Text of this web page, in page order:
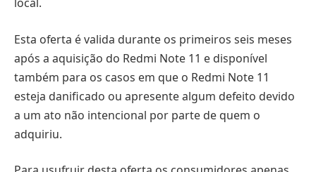
Esta oferta é valida durante os primeiros seis meses
após a aquisição do Redmi Note 11 e disponível
também para os casos em que o Redmi Note 11
esteja danificado ou apresente algum defeito devido
a um ato não intencional por parte de quem o
adquiriu.